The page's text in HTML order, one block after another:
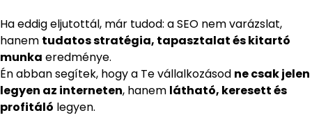
Ha eddig eljutottál, már tudod: a SEO nem varázslat,
hanem tudatos stratégia, tapasztalat és kitartó
munka eredménye.
Én abban segítek, hogy a Te vállalkozásod ne csak jelen
legyen az interneten, hanem látható, keresett és
profitáló legyen.